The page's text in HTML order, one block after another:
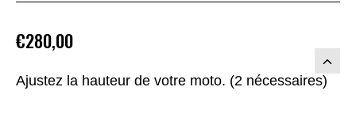
Ajustez la hauteur de votre moto. (2 nécessaires)
€280,00